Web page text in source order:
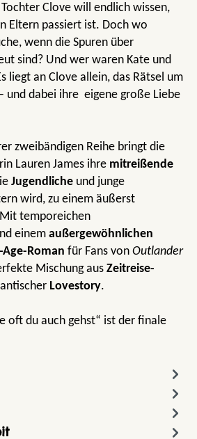
Clove will endlich wissen,
Eltern passiert ist. Doch wo
wenn die Spuren über
sind? Und wer waren Kate und
liegt an Clove allein, das Rätsel um
und dabei ihre eigene große Liebe
zweibändigen Reihe bringt die
Lauren James ihre mitreißende
Jugendliche und junge
wird, zu einem äußerst
temporeichen
einem außergewöhnlichen
Age-Roman für Fans von Outlander
Mischung aus Zeitreise-
Lovestory.
oft du auch gehst“ ist der finale